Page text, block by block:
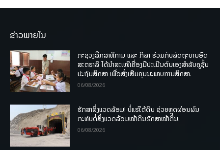
ຂ່າວພາຍໃນ
ກະຊວງສຶກສາທິການ ແລະ ກິລາ ຮ່ວມກັບລັດຖະບານອົດ
ສະຕຣາລີ ໄດ້ນຳສະເໜີເຄື່ອງມືປະເມີນຕົນເອງສຳລັບຄູຊັ້ນ
ປະຖົມສຶກສາ ເພື່ອສົ່ງເສີມຄຸນນະພາບການສຶກສາ.
06/08/2026
ຮັກສາສິ່ງແວດລ້ອມ! ບໍ່ແຮ່ໃຕ້ດິນ ຊ່ວຍຫຼຸດຜ່ອນຜົນ
ກະທົບຕໍ່ສິ່ງແວດລ້ອມໜ້າດິນຮັກສາໜ້າດິນ.
06/08/2026